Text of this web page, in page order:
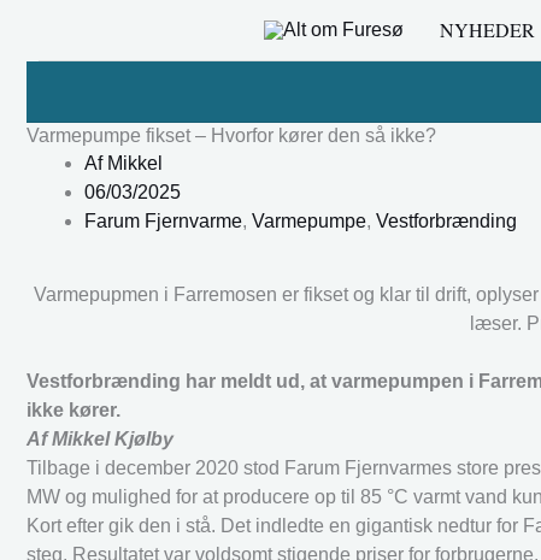
NYHEDER
Varmepumpe fikset – Hvorfor kører den så ikke?
AfMikkel
06/03/2025
Farum Fjernvarme, Varmepumpe, Vestforbrænding
Varmepupmen i Farremosen er fikset og klar til drift,
læser.
Vestforbrænding har meldt ud, at varmepumpen i
ikke kører.
Af Mikkel Kjølby
Tilbage i december 2020 stod Farum Fjernvarmes store
MW og mulighed for at producere op til 85 °C varmt vand
Kort efter gik den i stå. Det indledte en gigantisk nedtur for
steg. Resultatet var voldsomt stigende priser for